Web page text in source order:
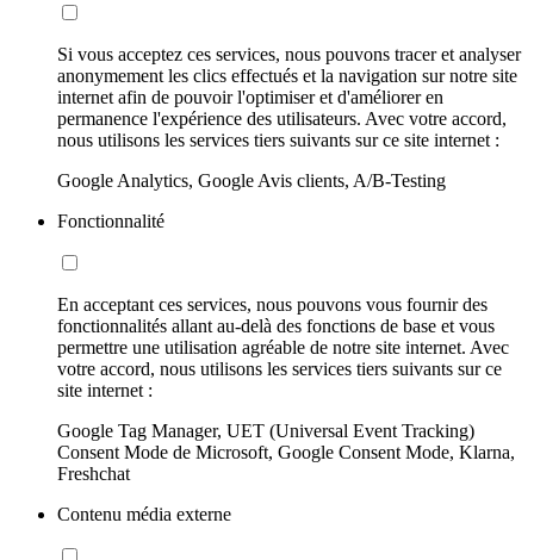
Si vous acceptez ces services, nous pouvons tracer et analyser
anonymement les clics effectués et la navigation sur notre site
internet afin de pouvoir l'optimiser et d'améliorer en
permanence l'expérience des utilisateurs. Avec votre accord,
nous utilisons les services tiers suivants sur ce site internet :
Google Analytics, Google Avis clients, A/B-Testing
Fonctionnalité
En acceptant ces services, nous pouvons vous fournir des
fonctionnalités allant au-delà des fonctions de base et vous
permettre une utilisation agréable de notre site internet. Avec
votre accord, nous utilisons les services tiers suivants sur ce
site internet :
Google Tag Manager, UET (Universal Event Tracking)
Consent Mode de Microsoft, Google Consent Mode, Klarna,
Freshchat
Contenu média externe